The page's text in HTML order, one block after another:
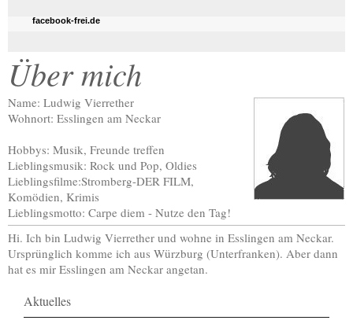
facebook-frei.de
Über mich
Name: Ludwig Vierrether
Wohnort: Esslingen am Neckar
Hobbys: Musik, Freunde treffen
Lieblingsmusik: Rock und Pop, Oldies
Lieblingsfilme:Stromberg-DER FILM,
Komödien, Krimis
Lieblingsmotto: Carpe diem - Nutze den Tag!
Hi. Ich bin Ludwig Vierrether und wohne in Esslingen am Neckar.
Ursprünglich komme ich aus Würzburg (Unterfranken). Aber dann
hat es mir Esslingen am Neckar angetan.
Aktuelles